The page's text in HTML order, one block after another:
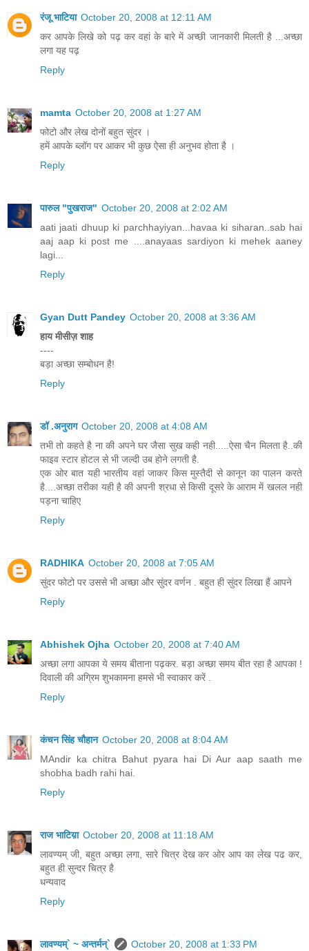
रंजू भाटिया October 20, 2008 at 12:11 AM
कर आपके लिखे को पढ़ कर वहां के बारे में अच्छी जानकारी मिलती है ...अच्छा
लगा यह पढ़
Reply
mamta October 20, 2008 at 1:27 AM
फोटो और लेख दोनों बहुत सुंदर ।
हमें आपके ब्लॉग पर आकर भी कुछ ऐसा ही अनुभव होता है ।
Reply
पारुल "पुखराज" October 20, 2008 at 2:02 AM
aati jaati dhuup ki parchhayiyan...havaa ki siharan..sab hai
aaj aap ki post me ....anayaas sardiyon ki mehek aaney
lagi...
Reply
Gyan Dutt Pandey October 20, 2008 at 3:36 AM
हाय मीसीज़ शाह
----
बड़ा अच्छा सम्बोधन है!
Reply
डॉ .अनुराग October 20, 2008 at 4:08 AM
तभी तो कहते है ना की अपने घर जैसा सुख कही नही.....ऐसा चैन मिलता है..की
फाइव स्टार होटल से भी जल्दी उब होने लगती है.
एक ओर बात यही भारतीय वहां जाकर किस मुस्तैदी से कानून का पालन करते
है....अच्छा तरीका यही है की अपनी श्रधा से किसी दूसरे के आराम में खलल नही
पड़ना चाहिए
Reply
RADHIKA October 20, 2008 at 7:05 AM
सुंदर फोटो पर उससे भी अच्छा और सुंदर वर्णन . बहुत ही सुंदर लिखा हैं आपने
Reply
Abhishek Ojha October 20, 2008 at 7:40 AM
अच्छा लगा आपका ये समय बीताना पढ़कर. बड़ा अच्छा समय बीत रहा है आपका !
दिवाली की अग्रिम शुभकामना हमसे भी स्वाकार करें .
Reply
कंचन सिंह चौहान October 20, 2008 at 8:04 AM
MAndir ka chitra Bahut pyara hai Di Aur aap saath me
shobha badh rahi hai.
Reply
राज भाटिय़ा October 20, 2008 at 11:18 AM
लावण्यम् जी, बहुत अच्छा लगा, सारे चित्र देख कर ओर आप का लेख पढ कर,
बहुत ही सुन्दर चित्र है
धन्यवाद
Reply
लावण्यम्` ~ अन्तर्मन्`
October 20, 2008 at 1:33 PM